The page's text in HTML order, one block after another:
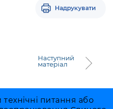
Надрукувати
Наступний
матеріал
питання або